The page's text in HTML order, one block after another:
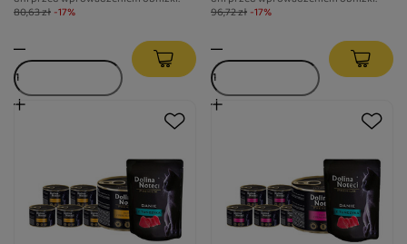
80,63 zł -17% 96,72 zł -17%